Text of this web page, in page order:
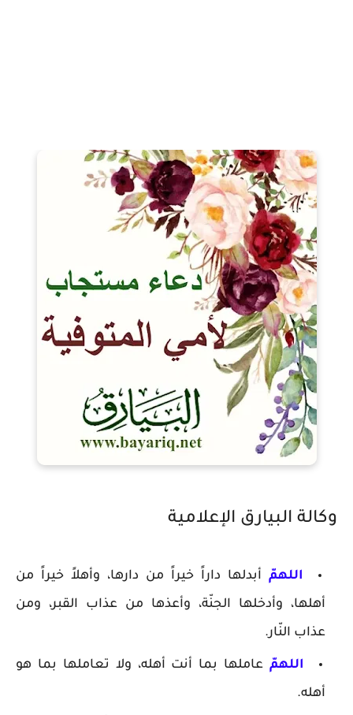
وكالة البيارق الإعلامية
اللهمّ أبدلها داراً خيراً من دارها، وأهلاً خيراً من
أهلها، وأدخلها الجنّة، وأعذها من عذاب القبر، ومن
عذاب النّار.
اللهمّ عاملها بما أنت أهله، ولا تعاملها بما هو
أهله.